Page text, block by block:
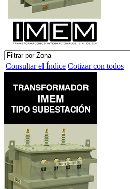
Consultar el Índice Cotizar con todos